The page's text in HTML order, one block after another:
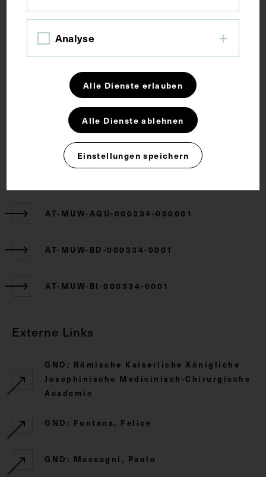
Anatomie Fetus
Lehrmittel
Schwangerschaft
CC BY-NC-SA 4.0
AT-MUW-AQU-000334-000001
AT-MUW-BD-000334-0001
AT-MUW-BI-000334-0001
Externe Links
GND: Römische Kaiserliche Königliche
Josephinische Medicinisch-Chirurgische
Academie
GND: Fontana, Felice
GND: Mascagni, Paolo
Analyse
Alle Dienste erlauben
Alle Dienste ablehnen
Einstellungen speichern